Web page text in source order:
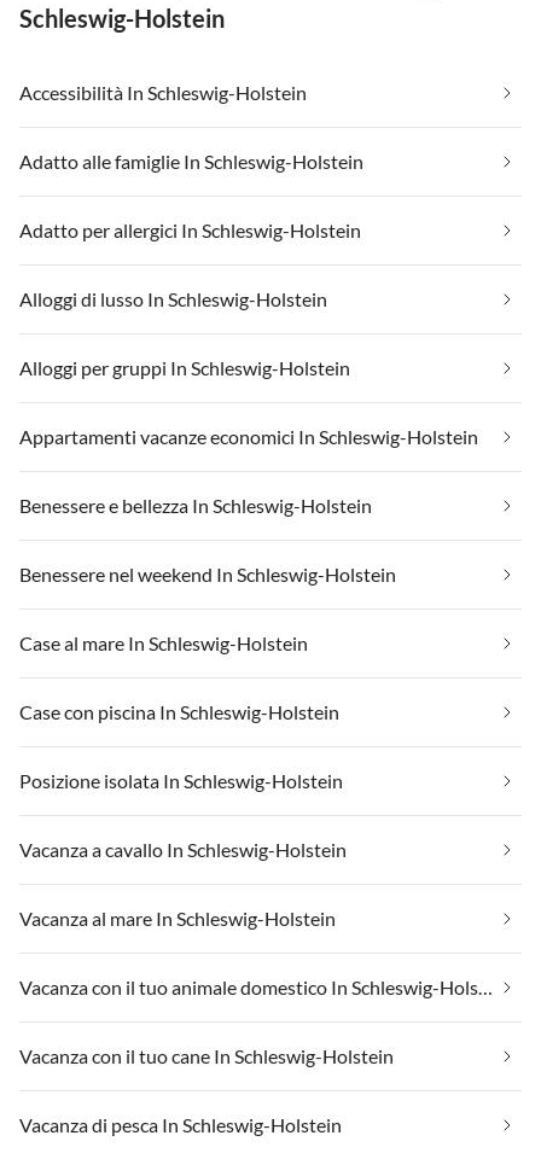
Schleswig-Holstein
Accessibilità In Schleswig-Holstein
Adatto alle famiglie In Schleswig-Holstein
Adatto per allergici In Schleswig-Holstein
Alloggi di lusso In Schleswig-Holstein
Alloggi per gruppi In Schleswig-Holstein
Appartamenti vacanze economici In Schleswig-Holstein
Benessere e bellezza In Schleswig-Holstein
Benessere nel weekend In Schleswig-Holstein
Case al mare In Schleswig-Holstein
Case con piscina In Schleswig-Holstein
Posizione isolata In Schleswig-Holstein
Vacanza a cavallo In Schleswig-Holstein
Vacanza al mare In Schleswig-Holstein
Vacanza con il tuo cane In Schleswig-Holstein
Vacanza di pesca In Schleswig-Holstein